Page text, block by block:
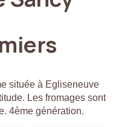
située à Egliseneuve
Les fromages sont
4ème génération.